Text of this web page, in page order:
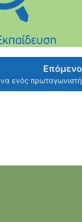
Επόμενο
ενός πρωταγωνιστή